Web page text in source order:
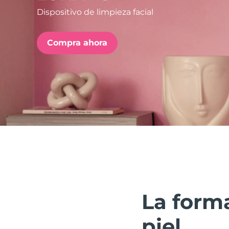
Dispositivo de limpieza facial
Compra ahora
La
issa™ Teeth Whitening Set
FAQ™ Dual LED Panel
POPULAR